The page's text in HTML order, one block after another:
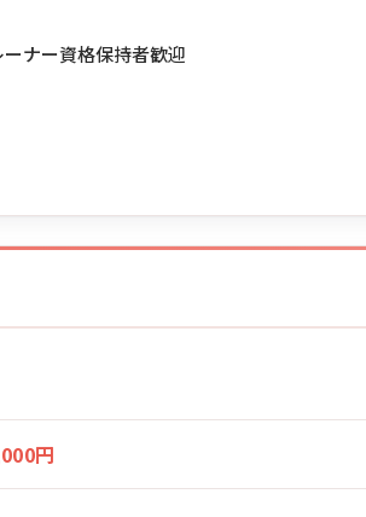
ーナー資格保持者歓迎
円